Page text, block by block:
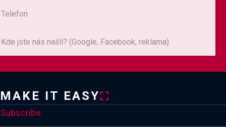
MAKE IT EASY
Subscribe